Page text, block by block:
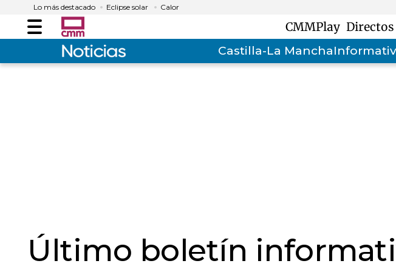
Lo más destacado Eclipse solar Calor
Menú CMMPlay Directos
Castilla-La Mancha
Último boletín